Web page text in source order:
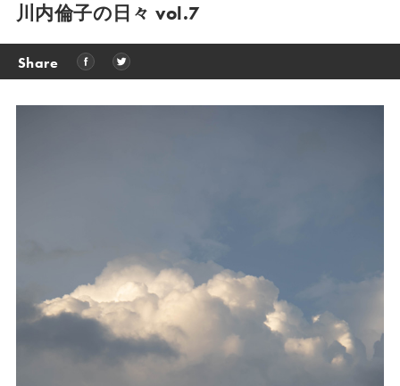
川内倫子の日々 vol.7
Share